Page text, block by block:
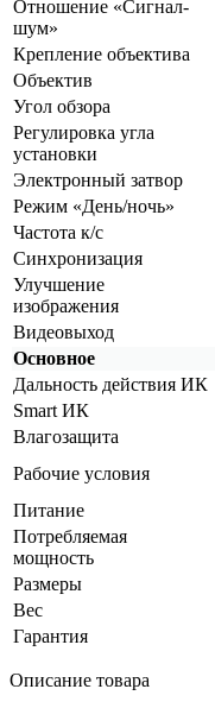
Отношение «Сигнал-
шум»
Крепление объектива
Объектив
Угол обзора
Регулировка угла
установки
Электронный затвор
Режим «День/ночь»
Частота к/с
Синхронизация
Улучшение
изображения
Видеовыход
Основное
Дальность действия ИК
Smart ИК
Влагозащита
Рабочие условия
Питание
Потребляемая
мощность
Размеры
Вес
Гарантия
Описание товара